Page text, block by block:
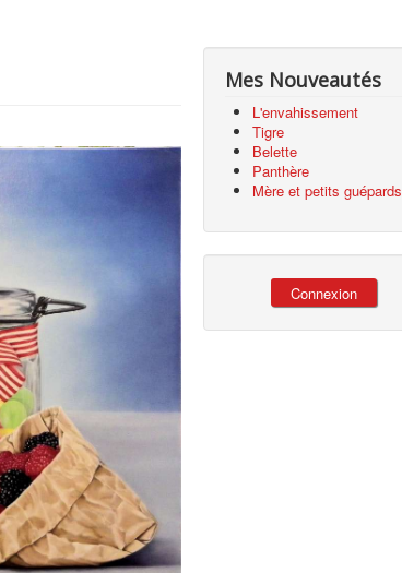
Mes Nouveautés
L'envahissement
Tigre
Belette
Panthère
Mère et petits guépards
Connexion